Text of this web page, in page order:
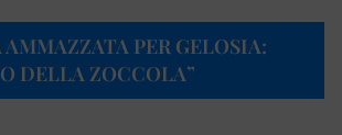
PER GELOSIA:
DELLA ZOCCOLA”